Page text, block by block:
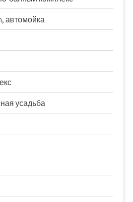
автомойка
усадьба